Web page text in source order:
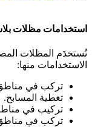
استخدامات مظلات
تُستخدَم المظلات
الاستخدامات منها:
تركب في مناطق
تغطية المسابح.
تركيب في
تركب في